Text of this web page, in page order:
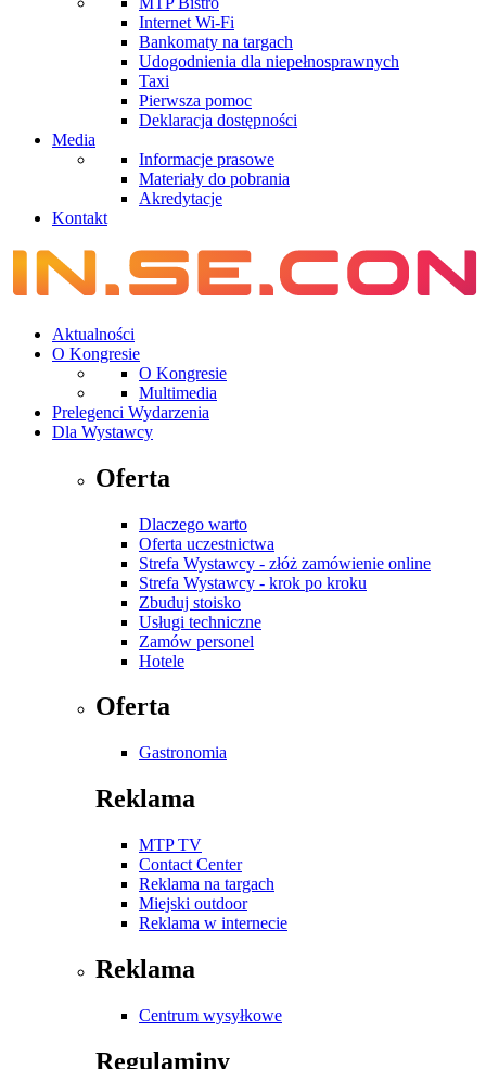
Internet Wi-Fi
Bankomaty na targach
Udogodnienia dla niepełnosprawnych
Taxi
Pierwsza pomoc
Deklaracja dostępności
Media
Informacje prasowe
Materiały do pobrania
Akredytacje
Kontakt
Aktualności
O Kongresie
O Kongresie
Multimedia
Prelegenci Wydarzenia
Dla Wystawcy
Oferta
Dlaczego warto
Oferta uczestnictwa
Strefa Wystawcy - złóż zamówienie online
Strefa Wystawcy - krok po kroku
Zbuduj stoisko
Usługi techniczne
Zamów personel
Hotele
Oferta
Gastronomia
Reklama
MTP TV
Contact Center
Reklama na targach
Miejski outdoor
Reklama w internecie
Reklama
Centrum wysyłkowe
Regulaminy